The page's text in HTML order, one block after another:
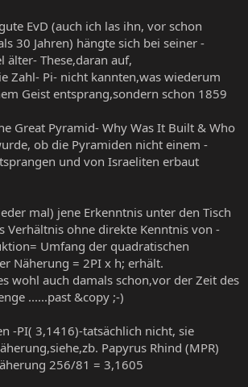
EvD (auch ich las ihn, vor schon
30 Jahren) hängte sich bei seiner -
älter- These,daran auf,
Zahl- Pi- nicht kannten,was wiederum
Geist entsprang,sondern schon 1859
Great Pyramid- Why Was It Built & Who
ob die Pyramiden nicht einem -
und von Israeliten erbaut
mal) jene Erkenntnis unter den Tisch
Verhältnis ohne direkte Kenntnis von -
Umfang der quadratischen
Näherung = 2PI x h; erhält.
wohl auch damals schon,vor der Zeit des
......past &copy ;-)
-PI( 3,1416)-tatsächlich nicht, sie
Papyrus Rhind (MPR)
256/81 = 3,1605